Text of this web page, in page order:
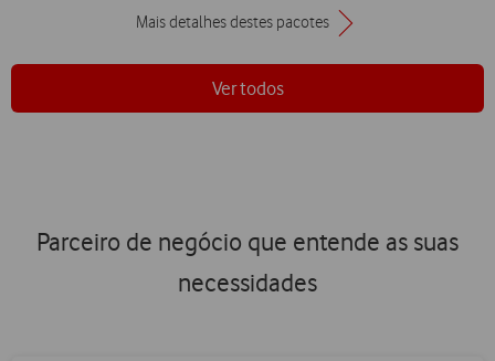
Mais detalhes destes pacotes
Ver todos
Parceiro de negócio que entende as suas
necessidades